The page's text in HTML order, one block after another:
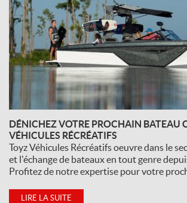
DÉNICHEZ VOTRE PROCHAIN BATEAU
VÉHICULES RÉCRÉATIFS
Toyz Véhicules Récréatifs oeuvre dans le
et l'échange de bateaux en tout genre
Profitez de notre expertise pour votre
LIRE LA SUITE